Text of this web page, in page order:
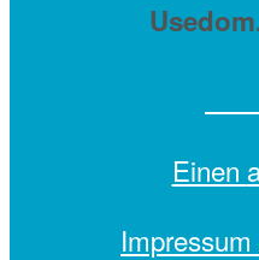
Einen
Impressum